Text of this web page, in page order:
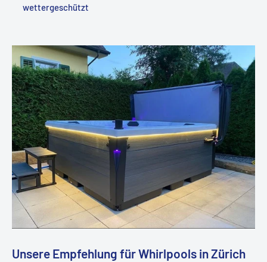
wettergeschützt
Unsere Empfehlung für Whirlpools in Zürich